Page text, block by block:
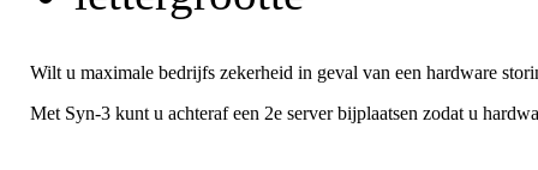
Wilt u maximale bedrijfs zekerheid in geval van een hardware
Met Syn-3 kunt u achteraf een 2e server bijplaatsen zodat u